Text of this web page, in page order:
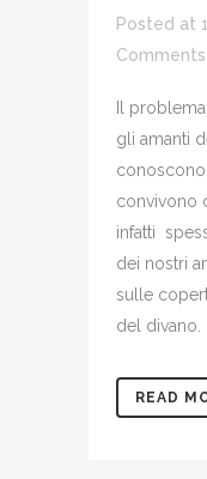
Posted at
Comments
Il
gli amanti
convivono
infatti
dei nostri
sulle
del divano.
READ